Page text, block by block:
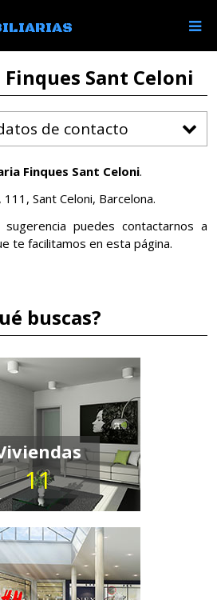
Sant Celoni
de contacto
Finques Sant Celoni.
Sant Celoni, Barcelona.
puedes contactarnos a
te facilitamos en esta página.
buscas?
11